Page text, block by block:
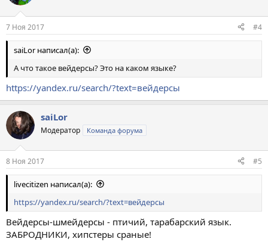
7 Ноя 2017 #4
saiLor написал(а):
А что такое вейдерсы? Это на каком языке?
https://yandex.ru/search/?text=вейдерсы
saiLor
Модератор Команда форума
8 Ноя 2017 #5
livecitizen написал(а):
https://yandex.ru/search/?text=вейдерсы
Вейдерсы-шмейдерсы - птичий, тарабарский язык.
ЗАБРОДНИКИ, хипстеры сраные!